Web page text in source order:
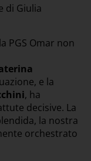
di Giulia
PGS Omar non
e la
, ha
decisive. La
la nostra
orchestrato